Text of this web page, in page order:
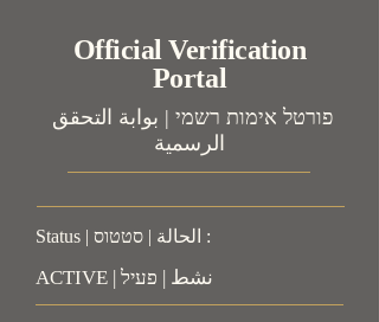
Official Verification
Portal
الرسمية
Status | الحالة | סטטוס :
ACTIVE | نشط | פעיל